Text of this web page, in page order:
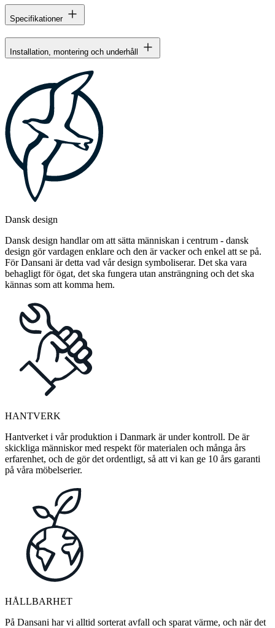
Specifikationer
Installation, montering och underhåll
Dansk design
Dansk design handlar om att sätta människan i centrum - dansk
design gör vardagen enklare och den är vacker och enkel att se på.
För Dansani är detta vad vår design symboliserar. Det ska vara
behagligt för ögat, det ska fungera utan ansträngning och det ska
kännas som att komma hem.
HANTVERK
Hantverket i vår produktion i Danmark är under kontroll. De är
skickliga människor med respekt för materialen och många års
erfarenhet, och de gör det ordentligt, så att vi kan ge 10 års garanti
på våra möbelserier.
HÅLLBARHET
På Dansani har vi alltid sorterat avfall och sparat värme, och när det